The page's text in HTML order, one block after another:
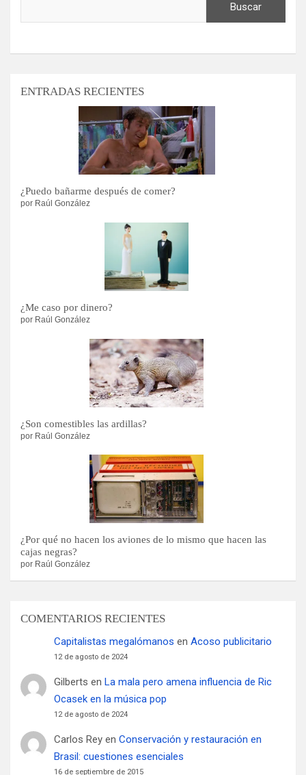
Buscar
ENTRADAS RECIENTES
¿Puedo bañarme después de comer?
por Raúl González
¿Me caso por dinero?
por Raúl González
¿Son comestibles las ardillas?
por Raúl González
¿Por qué no hacen los aviones de lo mismo que hacen las
cajas negras?
por Raúl González
COMENTARIOS RECIENTES
Capitalistas megalómanos en Acoso publicitario
12 de agosto de 2024
Gilberts en La mala pero amena influencia de Ric
Ocasek en la música pop
12 de agosto de 2024
Carlos Reyen Conservación y restauración en
Brasil: cuestiones esenciales
16 de septiembre de 2015